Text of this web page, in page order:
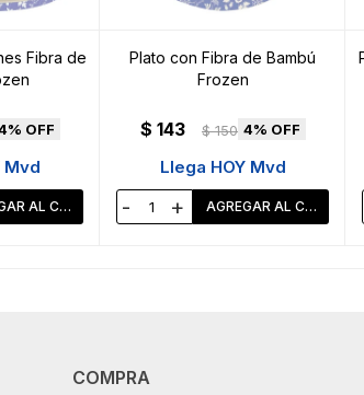
Fibra de
Mvd
Plato con Fibra de Bambú
Frozen
$ 143 $ 150 4
Llega HOY Mvd
- +
COMPRA